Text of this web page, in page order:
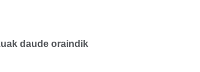
daude oraindik